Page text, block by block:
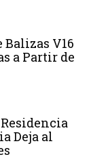
Balizas V16
a Partir de
Deja al